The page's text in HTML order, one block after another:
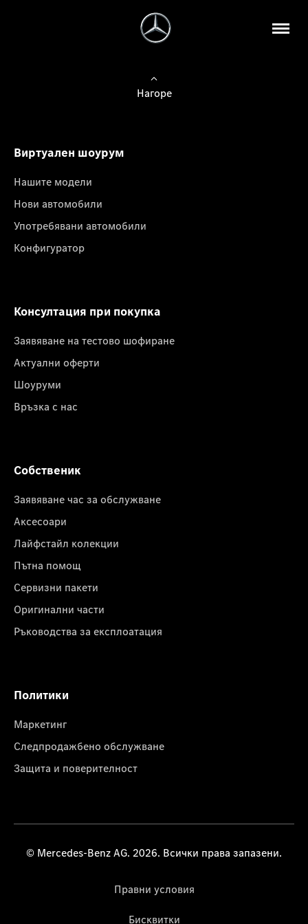
Нагоре
Виртуален шоурум
Нашите модели
Нови автомобили
Употребявани автомобили
Конфигуратор
Консултация при покупка
Заявяване на тестово шофиране
Актуални оферти
Шоуруми
Връзка с нас
Собственик
Заявяване час за обслужване
Аксесоари
Лайфстайл колекции
Пътна помощ
Сервизни пакети
Оригинални части
Ръководства за експлоатация
Политики
Маркетинг
Следпродажбено обслужване
Защита и поверителност
© Mercedes-Benz AG. 2026. Всички права запазени.
Правни условия
Бисквитки